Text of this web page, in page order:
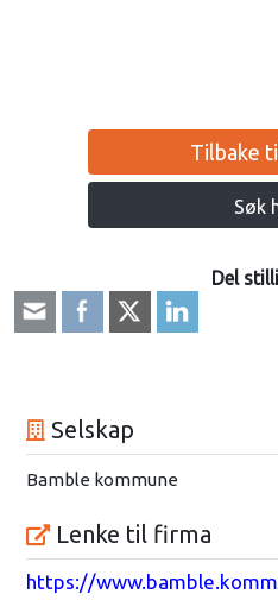
Tilbake
Søk
Del
Selskap
Bamble kommune
Lenke til firma
https://